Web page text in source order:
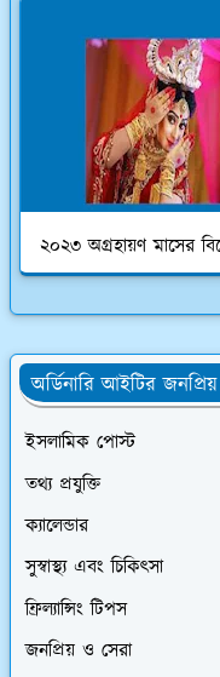
২০২৩ অগ্রহায়ণ মাসের
অর্ডিনারি আইটির জনপ্রিয়
ইসলামিক পোস্ট
তথ্য প্রযুক্তি
ক্যালেন্ডার
সুস্বাস্থ্য এবং চিকিৎসা
ফ্রিল্যান্সিং টিপস
জনপ্রিয় ও সেরা